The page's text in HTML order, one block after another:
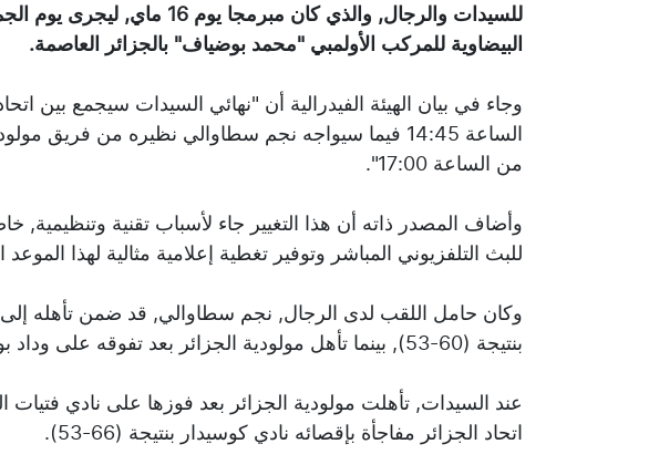
البيضاوية للمركب الأولمبي "محمد بوضياف" بالجزائر العاصمة.
وجاء في بيان الهيئة الفيدرالية أن "نهائي السيدات سيجمع بين
الساعة 14:45 فيما سيواجه نجم سطاوالي نظيره من فريق
من الساعة 17:00".
وأضاف المصدر ذاته أن هذا التغيير جاء لأسباب تقنية
للبث التلفزيوني المباشر وتوفير تغطية إعلامية مثالية لهذا
وكان حامل اللقب لدى الرجال, نجم سطاوالي, قد ضمن تأهله إلى
بنتيجة (60-53), بينما تأهل مولودية الجزائر بعد تفوقه على وداد بوفاريك بنتيجة (78-74).
اتحاد الجزائر مفاجأة بإقصائه نادي كوسيدار بنتيجة (66-53).